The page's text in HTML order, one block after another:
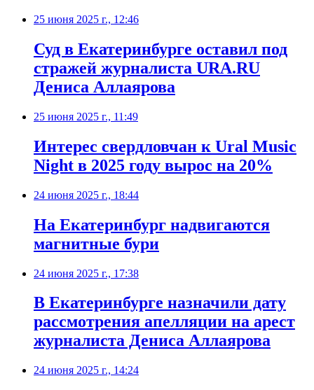
25 июня 2025 г., 12:46
Суд в Екатеринбурге оставил под
стражей журналиста URA.RU
Дениса Аллаярова
25 июня 2025 г., 11:49
Интерес свердловчан к Ural Music
Night в 2025 году вырос на 20%
24 июня 2025 г., 18:44
На Екатеринбург надвигаются
магнитные бури
24 июня 2025 г., 17:38
В Екатеринбурге назначили дату
рассмотрения апелляции на арест
журналиста Дениса Аллаярова
24 июня 2025 г., 14:24